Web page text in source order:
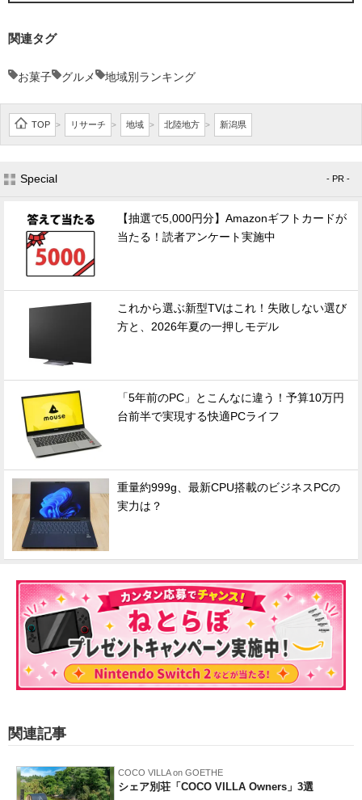
関連タグ
お菓子 グルメ 地域別ランキング
TOP > リサーチ > 地域 > 北陸地方 > 新潟県
Special - PR -
【抽選で5,000円分】Amazonギフトカードが
当たる！読者アンケート実施中
これから選ぶ新型TVはこれ！失敗しない選び
方と、2026年夏の一押しモデル
「5年前のPC」とこんなに違う！予算10万円
台前半で実現する快適PCライフ
重量約999g、最新CPU搭載のビジネスPCの
実力は？
関連記事
COCO VILLA on GOETHE
シェア別荘「COCO VILLA Owners」3選